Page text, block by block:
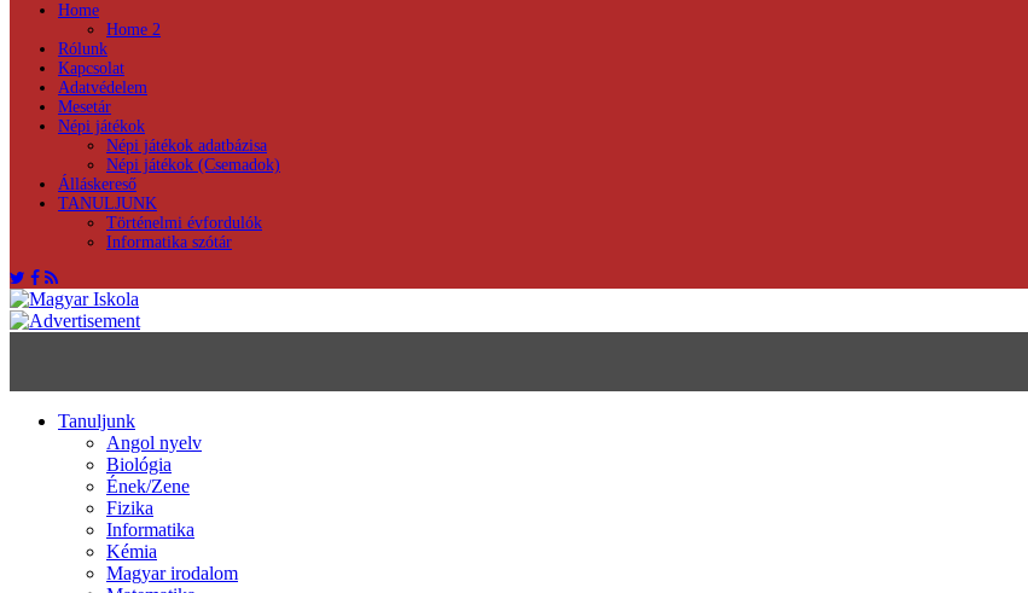
Home
Home 2
Rólunk
Kapcsolat
Adatvédelem
Mesetár
Népi játékok
Népi játékok adatbázisa
Népi játékok (Csemadok)
Álláskereső
TANULJUNK
Történelmi évfordulók
Informatika szótár
Tanuljunk
Angol nyelv
Biológia
Ének/Zene
Fizika
Informatika
Kémia
Magyar irodalom